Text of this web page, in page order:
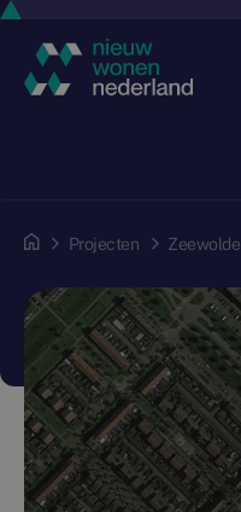
Projecten Zeewolde